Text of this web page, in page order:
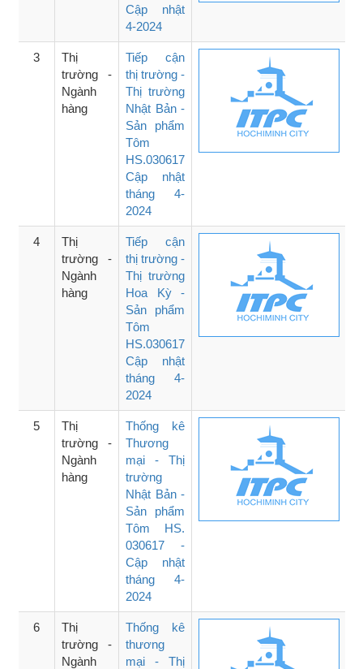
Cập nhật
4-2024
3
Thị
trường -
Ngành
hàng
Tiếp cận
thị trường -
Thị trường
Nhật Bản -
Sản phẩm
Tôm
HS.030617
Cập nhật
tháng 4-
2024
4
Thị
trường -
Ngành
hàng
Tiếp cận
thị trường -
Thị trường
Hoa Kỳ -
Sản phẩm
Tôm
HS.030617
Cập nhật
tháng 4-
2024
5
Thị
trường -
Ngành
hàng
Thống kê
Thương
mại - Thị
trường
Nhật Bản -
Sản phẩm
Tôm HS.
030617 -
Cập nhật
tháng 4-
2024
6
Thị
trường -
Ngành
Thống kê
thương
mại - Thị